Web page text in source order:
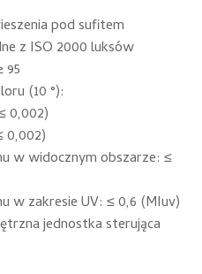
pod sufitem
z ISO 2000 luksów
95
(10 °):
0,002)
0,002)
w widocznym obszarze: ≤
w zakresie UV: ≤ 0,6 (MIuv)
jednostka sterująca